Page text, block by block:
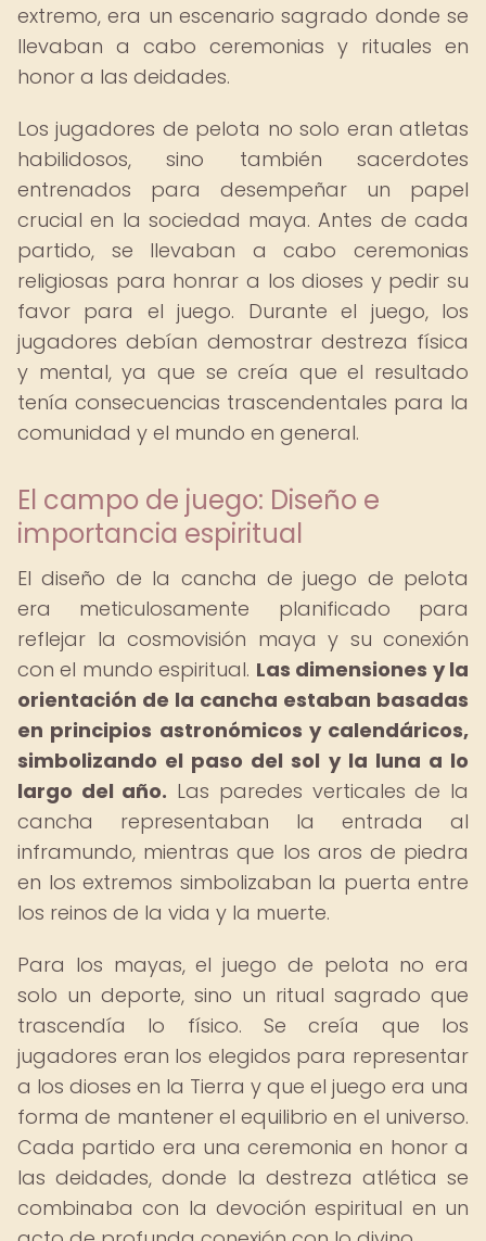
extremo, era un escenario sagrado donde se
llevaban a cabo ceremonias y rituales en
honor a las deidades.
Los jugadores de pelota no solo eran atletas
habilidosos, sino también sacerdotes
entrenados para desempeñar un papel
crucial en la sociedad maya. Antes de cada
partido, se llevaban a cabo ceremonias
religiosas para honrar a los dioses y pedir su
favor para el juego. Durante el juego, los
jugadores debían demostrar destreza física
y mental, ya que se creía que el resultado
tenía consecuencias trascendentales para la
comunidad y el mundo en general.
El campo de juego: Diseño e
importancia espiritual
El diseño de la cancha de juego de pelota
era meticulosamente planificado para
reflejar la cosmovisión maya y su conexión
con el mundo espiritual. Las dimensiones y la
orientación de la cancha estaban basadas
en principios astronómicos y calendáricos,
simbolizando el paso del sol y la luna a lo
largo del año. Las paredes verticales de la
cancha representaban la entrada al
inframundo, mientras que los aros de piedra
en los extremos simbolizaban la puerta entre
los reinos de la vida y la muerte.
Para los mayas, el juego de pelota no era
solo un deporte, sino un ritual sagrado que
trascendía lo físico. Se creía que los
jugadores eran los elegidos para representar
a los dioses en la Tierra y que el juego era una
forma de mantener el equilibrio en el universo.
Cada partido era una ceremonia en honor a
las deidades, donde la destreza atlética se
combinaba con la devoción espiritual en un